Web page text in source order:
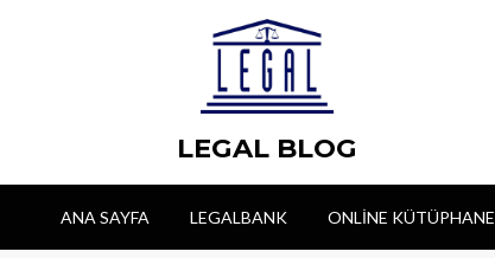
LEGAL BLOG
ANA SAYFA LEGALBANK ONLINE KÜTÜPHANE